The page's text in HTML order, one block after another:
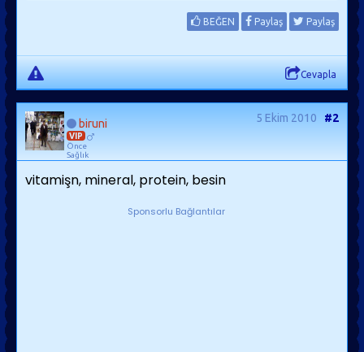
BEĞEN Paylaş Paylaş
Cevapla
biruni
VIP
Önce
Sağlık
5 Ekim 2010 #2
vitamişn, mineral, protein, besin
Sponsorlu Bağlantılar